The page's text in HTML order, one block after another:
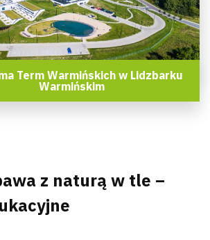
Term Warmińskich w Lidzbarku
Warmińskim
z naturą w tle –